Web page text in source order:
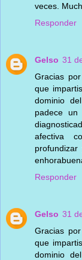
veces.
Responder
Gelso 31
Gracias
que
dominio
padece
afectiva
Responder
Gelso 31
Gracias
que
dominio